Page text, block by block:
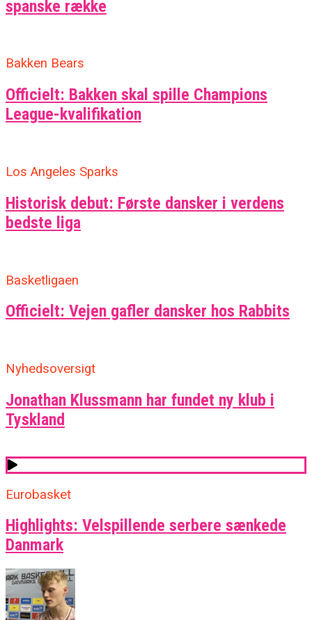
spanske række
Bakken Bears
Officielt: Bakken skal spille Champions
League-kvalifikation
Los Angeles Sparks
Historisk debut: Første dansker i verdens
bedste liga
Basketligaen
Officielt: Vejen gafler dansker hos Rabbits
Nyhedsoversigt
Jonathan Klussmann har fundet ny klub i
Tyskland
Eurobasket
Highlights: Velspillende serbere sænkede
Danmark